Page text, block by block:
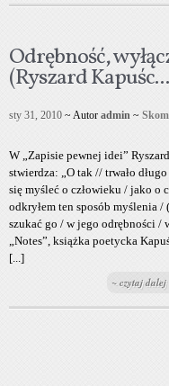
Odrębność,
(Ryszard Kapuśc...
sty 31, 2010 ~ Autor admin ~
W „Zapisie pewnej idei”
stwierdza: „O tak // trwało
się myśleć o człowieku / jako o
odkryłem ten sposób myślenia
szukać go / w jego odrębności /
„Notes”, książka poetycka
[...]
~ czytaj dalej